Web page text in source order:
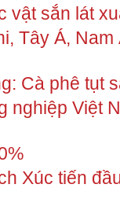
vật sắn lát
Tây Á,
Cà phê tụt
nghiệp Việt
Xúc tiến